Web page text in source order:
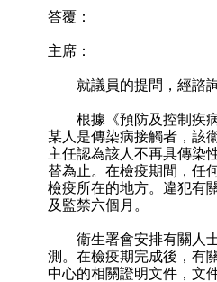
答覆：
主席：
就議員的提問，經諮詢
根據《預防及控制疾病
某人是傳染病接觸者，該
主任認為該人不再具傳染
替為止。在檢疫期間，任
檢疫所在的地方。違犯有
及監禁六個月。
衞生署會安排有關人士
測。在檢疫期完成後，有
中心的相關證明文件，文